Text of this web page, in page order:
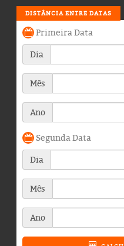
DISTÂNCIA ENTRE DATAS